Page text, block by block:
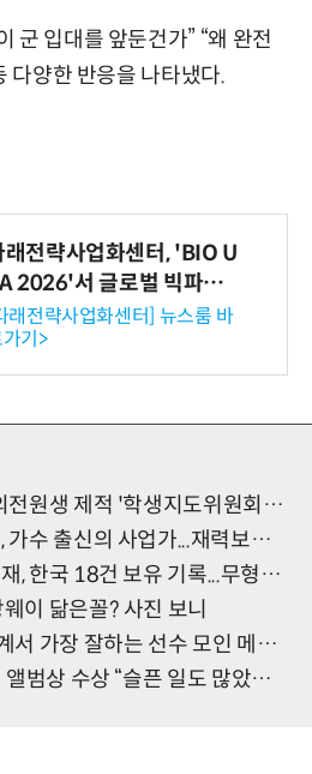
군 입대를 앞둔건가” “왜 완전
다양한 반응을 나타냈다.
래전략사업화센터, 'BIO U
2026'서 글로벌 빅파마
의 비즈니스 미팅 지원…K
이오 해외 진출 교두보 확
래전략사업화센터] 뉴스룸 바
기>
제적 '학생지도위원회 열어 징계 결정'
신의 사업가...재력보니 '엄청나네'
건 보유 기록...무형유산적 가치 높게 평가
이 닮은꼴? 사진 보니
모인 메이저리그니 준비 잘하겠다" 52번 지명타자
“슬픈 일도 많았지만 더 단단해질 것”